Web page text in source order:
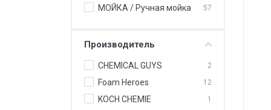
МОЙКА / Ручная мойка 57
Производитель
CHEMICAL GUYS 2
Foam Heroes 12
KOCH CHEMIE 1